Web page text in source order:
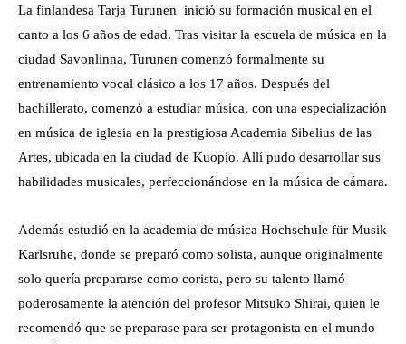
La finlandesa Tarja Turunen inició su formación musical en el
canto a los 6 años de edad. Tras visitar la escuela de música en la
ciudad Savonlinna, Turunen comenzó formalmente su
entrenamiento vocal clásico a los 17 años. Después del
bachillerato, comenzó a estudiar música, con una especialización
en música de iglesia en la prestigiosa Academia Sibelius de las
Artes, ubicada en la ciudad de Kuopio. Allí pudo desarrollar sus
habilidades musicales, perfeccionándose en la música de cámara.
Además estudió en la academia de música Hochschule für Musik
Karlsruhe, donde se preparó como solista, aunque originalmente
solo quería prepararse como corista, pero su talento llamó
poderosamente la atención del profesor Mitsuko Shirai, quien le
recomendó que se preparase para ser protagonista en el mundo